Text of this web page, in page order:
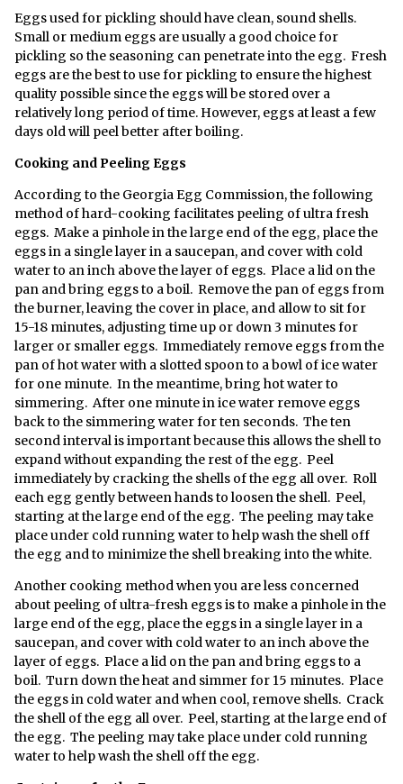
Eggs used for pickling should have clean, sound shells.
Small or medium eggs are usually a good choice for
pickling so the seasoning can penetrate into the egg. Fresh
eggs are the best to use for pickling to ensure the highest
quality possible since the eggs will be stored over a
relatively long period of time. However, eggs at least a few
days old will peel better after boiling.
Cooking and Peeling Eggs
According to the Georgia Egg Commission, the following
method of hard-cooking facilitates peeling of ultra fresh
eggs. Make a pinhole in the large end of the egg, place the
eggs in a single layer in a saucepan, and cover with cold
water to an inch above the layer of eggs. Place a lid on the
pan and bring eggs to a boil. Remove the pan of eggs from
the burner, leaving the cover in place, and allow to sit for
15-18 minutes, adjusting time up or down 3 minutes for
larger or smaller eggs. Immediately remove eggs from the
pan of hot water with a slotted spoon to a bowl of ice water
for one minute. In the meantime, bring hot water to
simmering. After one minute in ice water remove eggs
back to the simmering water for ten seconds. The ten
second interval is important because this allows the shell to
expand without expanding the rest of the egg. Peel
immediately by cracking the shells of the egg all over. Roll
each egg gently between hands to loosen the shell. Peel,
starting at the large end of the egg. The peeling may take
place under cold running water to help wash the shell off
the egg and to minimize the shell breaking into the white.
Another cooking method when you are less concerned
about peeling of ultra-fresh eggs is to make a pinhole in the
large end of the egg, place the eggs in a single layer in a
saucepan, and cover with cold water to an inch above the
layer of eggs. Place a lid on the pan and bring eggs to a
boil. Turn down the heat and simmer for 15 minutes. Place
the eggs in cold water and when cool, remove shells. Crack
the shell of the egg all over. Peel, starting at the large end of
the egg. The peeling may take place under cold running
water to help wash the shell off the egg.